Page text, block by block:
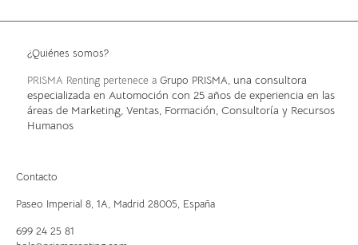
¿Quiénes somos?
PRISMA Renting pertenece a Grupo PRISMA, una consultora
especializada en Automoción con 25 años de experiencia en las
áreas de Marketing, Ventas, Formación, Consultoría y Recursos
Humanos
Contacto
Paseo Imperial 8, 1A, Madrid 28005, España
699 24 25 81